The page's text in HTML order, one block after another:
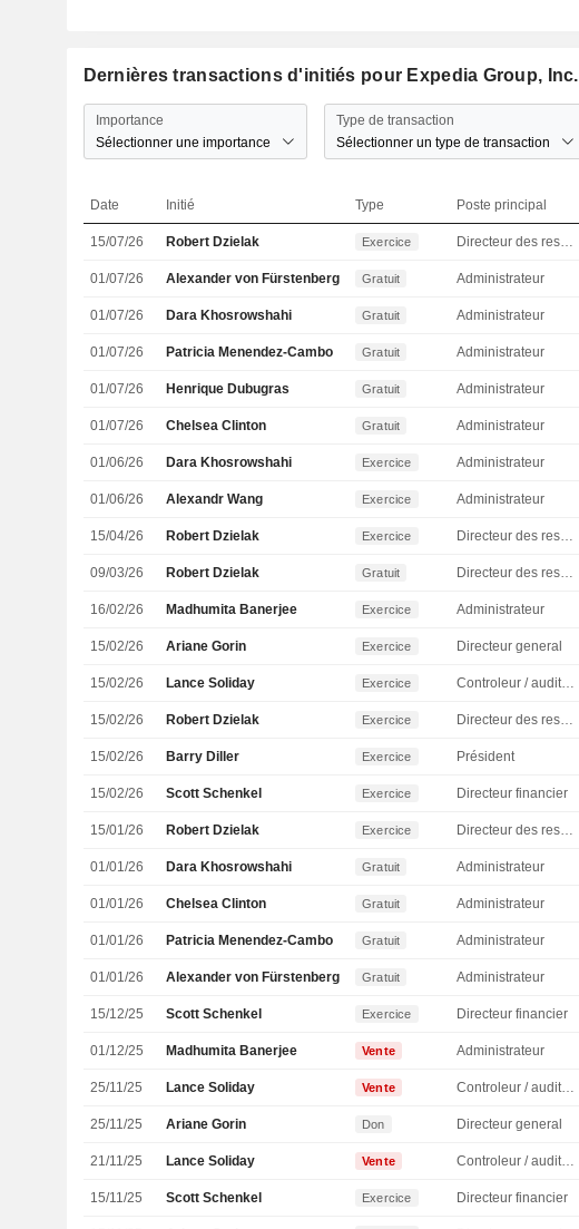
Dernières transactions d'initiés pour Expedia Group, Inc.
Importance
Sélectionner une importance
Type de transaction
Sélectionner un type de transaction
Date Initié Type Poste principal
15/07/26 Robert Dzielak Exercice Directeur des ressources humaines
01/07/26 Alexander von Fürstenberg Gratuit Administrateur
01/07/26 Dara Khosrowshahi Gratuit Administrateur
01/07/26 Patricia Menendez-Cambo Gratuit Administrateur
01/07/26 Henrique Dubugras Gratuit Administrateur
01/07/26 Chelsea Clinton Gratuit Administrateur
01/06/26 Dara Khosrowshahi Exercice Administrateur
01/06/26 Alexandr Wang Exercice Administrateur
15/04/26 Robert Dzielak Exercice Directeur des ressources humaines
09/03/26 Robert Dzielak Gratuit Directeur des ressources humaines
16/02/26 Madhumita Banerjee Exercice Administrateur
15/02/26 Ariane Gorin Exercice Directeur general
15/02/26 Lance Soliday Exercice Controleur / auditeur
15/02/26 Robert Dzielak Exercice Directeur des ressources humaines
15/02/26 Barry Diller Exercice Président
15/02/26 Scott Schenkel Exercice Directeur financier
15/01/26 Robert Dzielak Exercice Directeur des ressources humaines
01/01/26 Dara Khosrowshahi Gratuit Administrateur
01/01/26 Chelsea Clinton Gratuit Administrateur
01/01/26 Patricia Menendez-Cambo Gratuit Administrateur
01/01/26 Alexander von Fürstenberg Gratuit Administrateur
15/12/25 Scott Schenkel Exercice Directeur financier
01/12/25 Madhumita Banerjee Vente Administrateur
25/11/25 Lance Soliday Vente Controleur / auditeur
25/11/25 Ariane Gorin Don Directeur general
21/11/25 Lance Soliday Vente Controleur / auditeur
15/11/25 Scott Schenkel Exercice Directeur financier